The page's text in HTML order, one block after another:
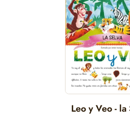
Leo y Veo - la